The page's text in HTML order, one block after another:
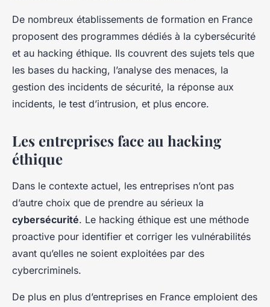
De nombreux établissements de formation en France
proposent des programmes dédiés à la cybersécurité
et au hacking éthique. Ils couvrent des sujets tels que
les bases du hacking, l’analyse des menaces, la
gestion des incidents de sécurité, la réponse aux
incidents, le test d’intrusion, et plus encore.
Les entreprises face au hacking
éthique
Dans le contexte actuel, les entreprises n’ont pas
d’autre choix que de prendre au sérieux la
cybersécurité. Le hacking éthique est une méthode
proactive pour identifier et corriger les vulnérabilités
avant qu’elles ne soient exploitées par des
cybercriminels.
De plus en plus d’entreprises en France emploient des